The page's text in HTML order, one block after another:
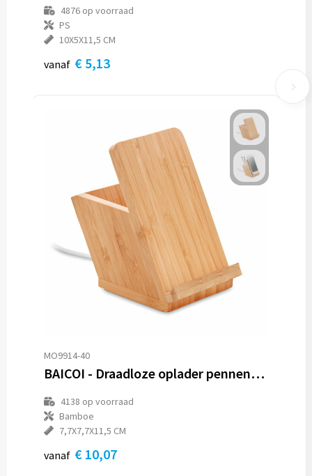
4876op voorraad
PS
10X5X11,5 CM
vanaf € 5,13
MO9914-40
BAICOI - Draadloze oplader pennenhouder
4138 op voorraad
Bamboe
7,7X7,7X11,5 CM
vanaf € 10,07